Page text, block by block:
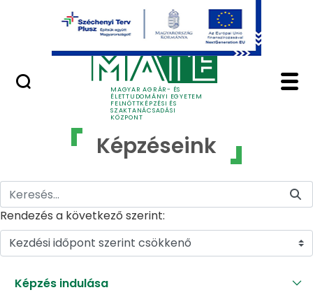
Ugrás a fő tartalomhoz
MAGYAR AGRÁR- ÉS
ÉLETTUDOMÁNYI EGYETEM
FELNŐTTKÉPZÉSI ÉS
SZAKTANÁCSADÁSI
KÖZPONT
Képzéseink - MATE
Képzéseink
Rendezés a következő szerint:
Kezdési időpont szerint csökkenő
Képzés indulása